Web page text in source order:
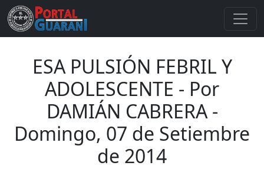
ESA PULSIÓN FEBRIL Y
ADOLESCENTE - Por
DAMIÁN CABRERA -
Domingo, 07 de Setiembre
de 2014